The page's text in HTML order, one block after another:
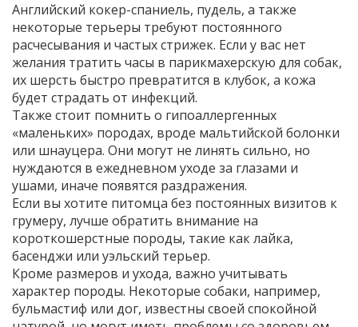
Английский кокер-спаниель, пудель, а также
некоторые терьеры требуют постоянного
расчесывания и частых стрижек. Если у вас нет
желания тратить часы в парикмахерскую для собак,
их шерсть быстро превратится в клубок, а кожа
будет страдать от инфекций.
Также стоит помнить о гипоаллергенных
«маленьких» породах, вроде мальтийской болонки
или шнауцера. Они могут не линять сильно, но
нуждаются в ежедневном уходе за глазами и
ушами, иначе появятся раздражения.
Если вы хотите питомца без постоянных визитов к
грумеру, лучше обратить внимание на
короткошерстные породы, такие как лайка,
басенджи или уэльский терьер.
Кроме размеров и ухода, важно учитывать
характер породы. Некоторые собаки, например,
бульмастиф или дог, известны своей спокойной